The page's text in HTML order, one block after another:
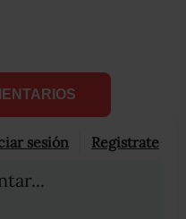
sesión Registrate